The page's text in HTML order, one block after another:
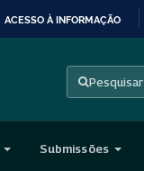
ACESSO À INFORMAÇÃO
Pesquisar
Submissões